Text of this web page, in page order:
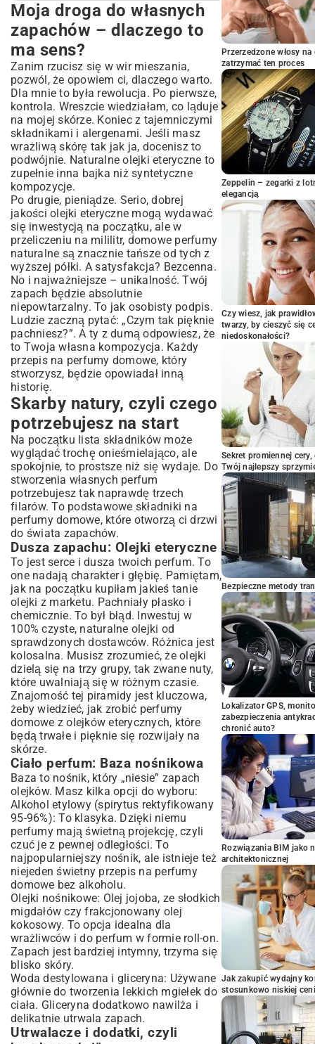
Moja droga do własnych zapachów –
dlaczego to ma sens?
Skarby natury, czyli czego potrzebujesz
na start
Dusza zapachu: Olejki eteryczne
Ciało perfum: Baza nośnikowa
Utrwalacze i dodatki, czyli kropka nad „i”
Zostań kompozytorem – jak łączyć nuty,
żeby powstała magia?
Sprawdzone przepisy prosto z mojego
notatnika
Klasyk, który wymaga cierpliwości:
perfumy na alkoholu
Mój dyskretny ulubieniec: perfumy w olejku
(bez alkoholu)
Perfumy w kremie, które możesz zabrać
wszędzie
Kilka moich ulubionych połączeń na
dobry początek
Sekrety, których nie znajdziesz w
instrukcji
Wasze pytania, moje odpowiedzi
Teraz Twoja kolej!
Moja droga do własnych
zapachów – dlaczego to
ma sens?
Zanim rzucisz się w wir mieszania,
pozwól, że opowiem ci, dlaczego warto.
Dla mnie to była rewolucja. Po pierwsze,
kontrola. Wreszcie wiedziałam, co ląduje
na mojej skórze. Koniec z tajemniczymi
składnikami i alergenami. Jeśli masz
wrażliwą skórę tak jak ja, docenisz to
podwójnie. Naturalne olejki eteryczne to
zupełnie inna bajka niż syntetyczne
kompozycje.
Po drugie, pieniądze. Serio, dobrej
jakości olejki eteryczne mogą wydawać
się inwestycją na początku, ale w
przeliczeniu na mililitr, domowe perfumy
naturalne są znacznie tańsze od tych z
wyższej półki. A satysfakcja? Bezcenna.
No i najważniejsze – unikalność. Twój
zapach będzie absolutnie
niepowtarzalny. To jak osobisty podpis.
Ludzie zaczną pytać: „Czym tak pięknie
pachniesz?”. A ty z dumą odpowiesz, że
to Twoja własna kompozycja. Każdy
przepis na perfumy domowe, który
stworzysz, będzie opowiadał inną
historię.
Skarby natury, czyli czego
potrzebujesz na start
Na początku lista składników może
wyglądać trochę onieśmielająco, ale
spokojnie, to prostsze niż się wydaje. Do
stworzenia własnych perfum
potrzebujesz tak naprawdę trzech
filarów. To podstawowe składniki na
perfumy domowe, które otworzą ci drzwi
do świata zapachów.
Dusza zapachu: Olejki eteryczne
To jest serce i dusza twoich perfum. To
one nadają charakter i głębię. Pamiętam,
jak na początku kupiłam jakieś tanie
olejki z marketu. Pachniały płasko i
chemicznie. To był błąd. Inwestuj w
100% czyste, naturalne olejki od
sprawdzonych dostawców. Różnica jest
kolosalna. Musisz zrozumieć, że olejki
dzielą się na trzy grupy, tak zwane nuty,
które uwalniają się w różnym czasie.
Znajomość tej piramidy jest kluczowa,
żeby wiedzieć, jak zrobić perfumy
domowe z olejków eterycznych, które
będą trwałe i pięknie się rozwijały na
skórze.
Ciało perfum: Baza nośnikowa
Baza to nośnik, który „niesie” zapach
olejków. Masz kilka opcji do wyboru:
Alkohol etylowy (spirytus rektyfikowany
95-96%): To klasyka. Dzięki niemu
perfumy mają świetną projekcję, czyli
czuć je z pewnej odległości. To
najpopularniejszy nośnik, ale istnieje też
niejeden świetny przepis na perfumy
domowe bez alkoholu.
Olejki nośnikowe: Olej jojoba, ze słodkich
migdałów czy frakcjonowany olej
kokosowy. To opcja idealna dla
wrażliwców i do perfum w formie roll-on.
Zapach jest bardziej intymny, trzyma się
blisko skóry.
Woda destylowana i gliceryna: Używane
głównie do tworzenia lekkich mgiełek do
ciała. Gliceryna dodatkowo nawilża i
delikatnie utrwala zapach.
Utrwalacze i dodatki, czyli
Przerzedzone włosy
zatrzymać ten proces
Zeppelin – zegarki z
elegancją
Czy wiesz, jak
twarzy, by cieszyć się
niedoskonałości?
Sekret promiennej
Twój najlepszy
Bezpieczne metody
Lokalizator GPS,
zabezpieczenia
chronić auto?
Rozwiązania BIM jako
architektonicznej
Jak zakupić wydajny
stosunkowo niskiej